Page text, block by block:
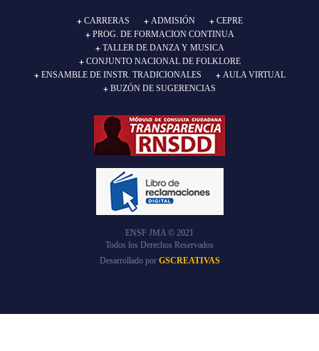
CARRERAS ADMISIÓN
CEPRE
PROG. DE FORMACION CONTINUA
TALLER DE DANZA Y MUSICA
CONJUNTO NACIONAL DE FOLKLORE
ENSAMBLE DE INSTR. TRADICIONALES
AULA VIRTUAL
BUZÓN DE SUGERENCIAS
ENSF JMA © 2021
Todos los Derechos Reservados
Desarrollado por GSCREATIVAS